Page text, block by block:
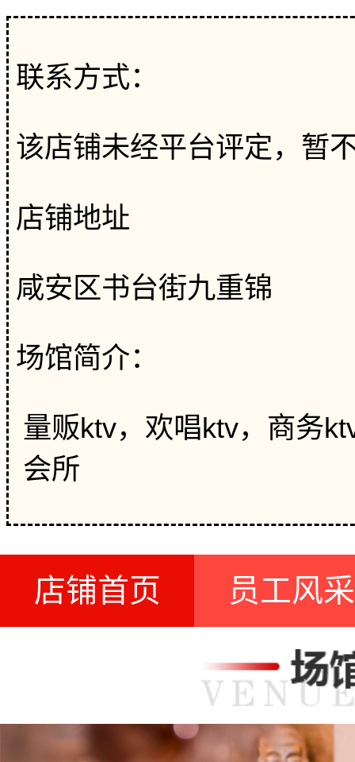
联系方式：
该店铺未经平台评定，暂
店铺地址
咸安区书台街九重锦
场馆简介：
量贩ktv，欢唱ktv，商务
会所
店铺首页 员工风采